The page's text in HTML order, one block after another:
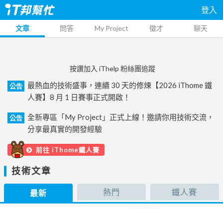
登入
文章 問答 My Project 徵才 聊天
按讚加入 iThelp 粉絲團追蹤
公告
最熱血的技術盛事，連續 30 天的修煉【2026 iThome 鐵
人賽】8 月 1 日賽事正式開啟！
公告
全新專區「My Project」正式上線！邀請你用技術交流，
分享最真實的開發經驗
前往 iThome鐵人賽
技術文章
最新 熱門 鐵人賽